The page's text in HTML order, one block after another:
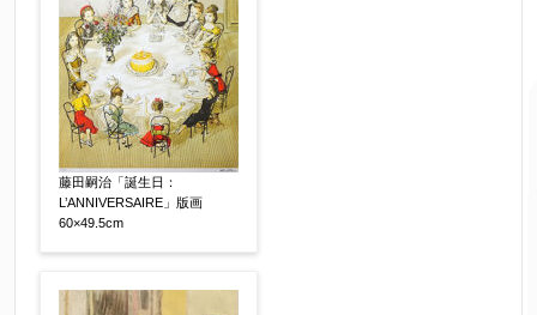
ご要望などがございましたらご入力ください
藤田嗣治「誕生日：
L’ANNIVERSAIRE」版画
60×49.5cm